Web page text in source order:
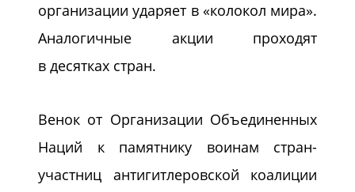
организации ударяет в «колокол мира».
Аналогичные акции проходят
в десятках стран.
Венок от Организации Объединенных
Наций к памятнику воинам стран-
участниц антигитлеровской коалиции